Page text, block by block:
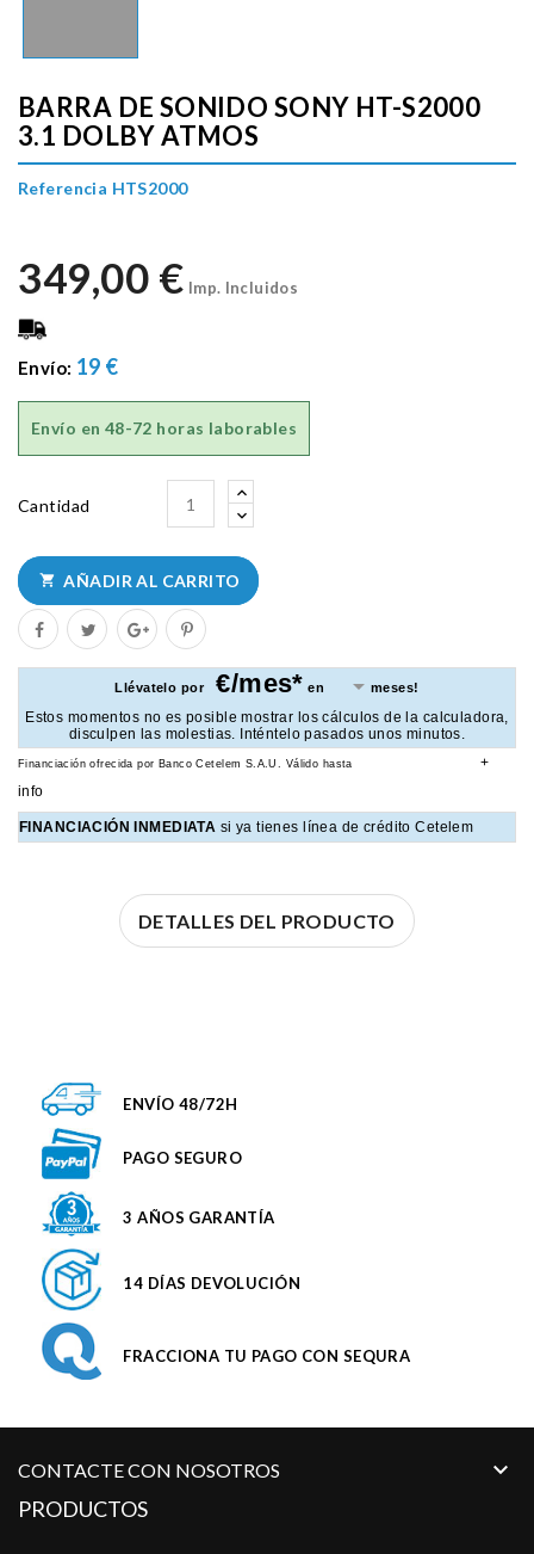
BARRA DE SONIDO SONY HT-S2000
3.1 DOLBY ATMOS
Referencia HTS2000
349,00 € Imp. Incluidos
Envío: 19 €
Envío en 48-72 horas laborables
Cantidad
 AÑADIR AL CARRITO
Llévatelo por €/mes* en meses!
Estos momentos no es posible mostrar los cálculos de la calculadora,
disculpen las molestias. Inténtelo pasados unos minutos.
Financiación ofrecida por Banco Cetelem S.A.U. Válido hasta
+
info
FINANCIACIÓN INMEDIATA si ya tienes línea de crédito Cetelem
DETALLES DEL PRODUCTO
ENVÍO 48/72H
PAGO SEGURO
3 AÑOS GARANTÍA
14 DÍAS DEVOLUCIÓN
FRACCIONA TU PAGO CON SEQURA
CONTACTE CON NOSOTROS 
PRODUCTOS